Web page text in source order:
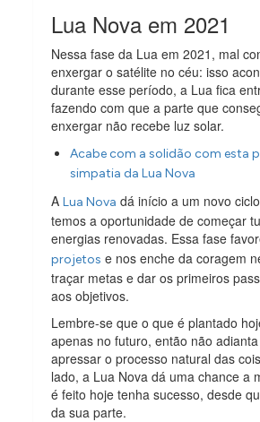
Lua Nova em 2021
Nessa fase da Lua em 2021, mal
enxergar o satélite no céu: isso
durante esse período, a Lua fica
fazendo com que a parte que
enxergar não recebe luz solar.
Acabe com a solidão com esta
simpatia da Lua Nova
ALua Nova dá início a um novo
temos a oportunidade de começar
energias renovadas. Essa fase
projetos e nos enche da coragem
traçar metas e dar os primeiros
aos objetivos.
Lembre-se que o que é plantado
apenas no futuro, então não
apressar o processo natural das
lado, a Lua Nova dá uma chance a
é feito hoje tenha sucesso, desde
da sua parte.